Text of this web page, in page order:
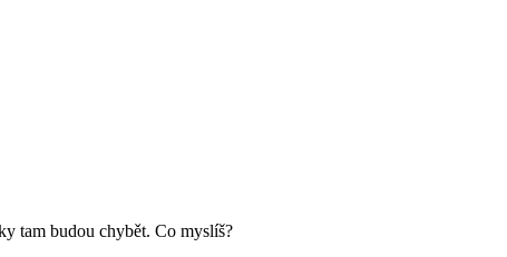
tam budou chybět. Co myslíš?